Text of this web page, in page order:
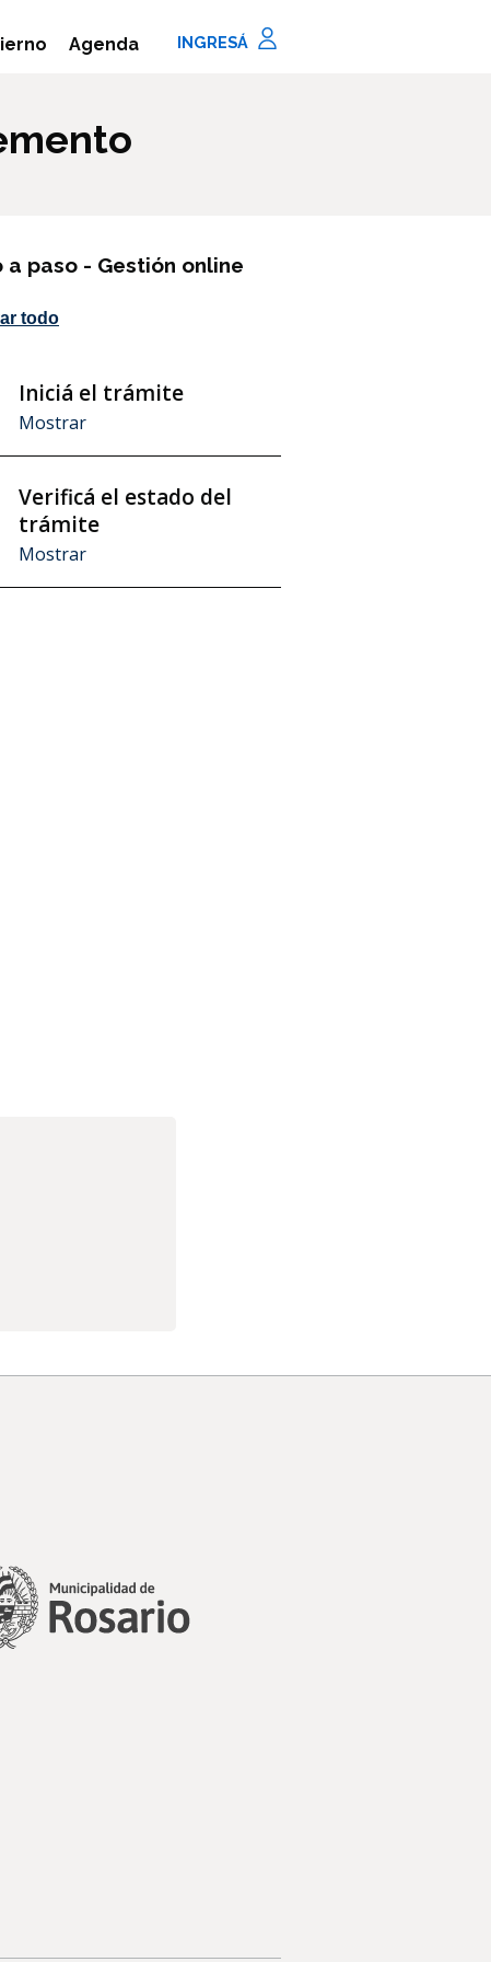
Agenda
a paso - Gestión online
todo
Iniciá el trámite
Mostrar
Verificá el estado del
trámite
Mostrar